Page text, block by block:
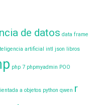
de datos data frame
artificial intl json libros
php 7 phpmyadmin POO
a objetos python qwen r